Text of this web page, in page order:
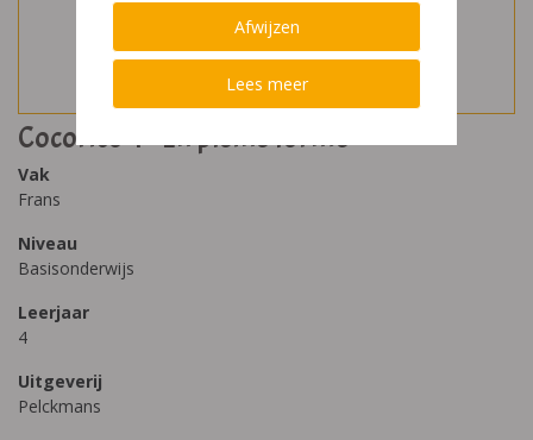
Cocorico 4 - En pleine forme
Vak
Frans
Niveau
Basisonderwijs
Leerjaar
4
Uitgeverij
Pelckmans
Afwijzen
Lees meer